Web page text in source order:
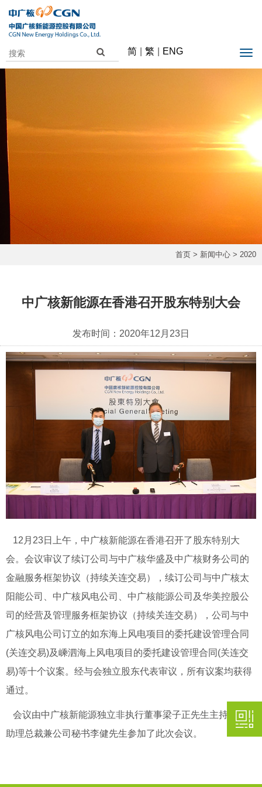
简 繁 ENG
首页 > 新闻中心 > 2020
中广核新能源在香港召开股东特别大会
发布时间： 2020年12月23日
12月23日上午，中广核新能源在香港召开了股东特别大
会。会议审议了续订公司与中广核华盛及中广核财务公司的
金融服务框架协议（持续关连交易），续订公司与中广核太
阳能公司、中广核风电公司、中广核能源公司及华美控股公
司的经营及管理服务框架协议（持续关连交易），公司与中
广核风电公司订立的如东海上风电项目的委托建设管理合同
(关连交易)及嵊泗海上风电项目的委托建设管理合同(关连交
易)等十个议案。经与会独立股东代表审议，所有议案均获得
通过。
会议由中广核新能源独立非执行董事梁子正先生主持，公司
助理总裁兼公司秘书李健先生参加了此次会议。